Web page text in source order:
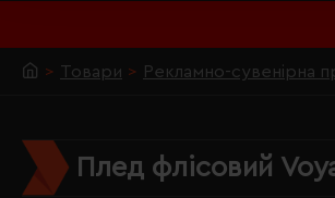
Товари Рекламно-сувенірна
Плед флісовий